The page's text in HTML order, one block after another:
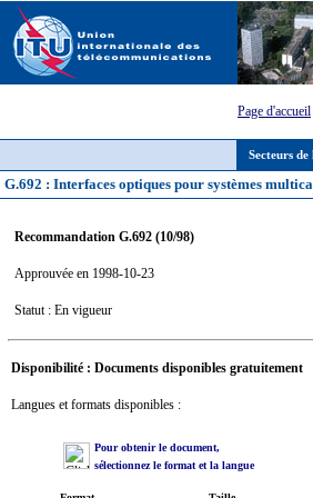
Secteurs
Page d'accueil
G.692 : Interfaces optiques pour systèmes
Recommandation G.692 (10/98)
Approuvée en 1998-10-23
Statut : En vigueur
Disponibilité : Documents disponibles gratuitement
Langues et formats disponibles :
Pour obtenir le document,
sélectionnez le format et la langue